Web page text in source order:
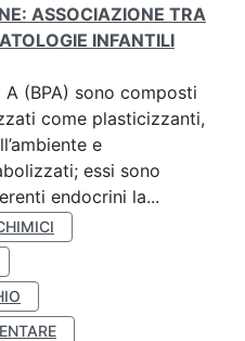
ASSOCIAZIONE TRA
INFANTILI
(BPA) sono composti
come plasticizzanti,
e
essi sono
endocrini la...